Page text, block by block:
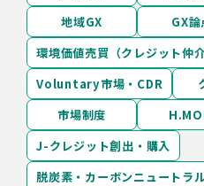
地域GX
GX論
環境価値売買（クレジット仲
Voluntary市場・CDR
市場制度
J-クレジット創出・購入
脱炭素・カーボンニュートラ